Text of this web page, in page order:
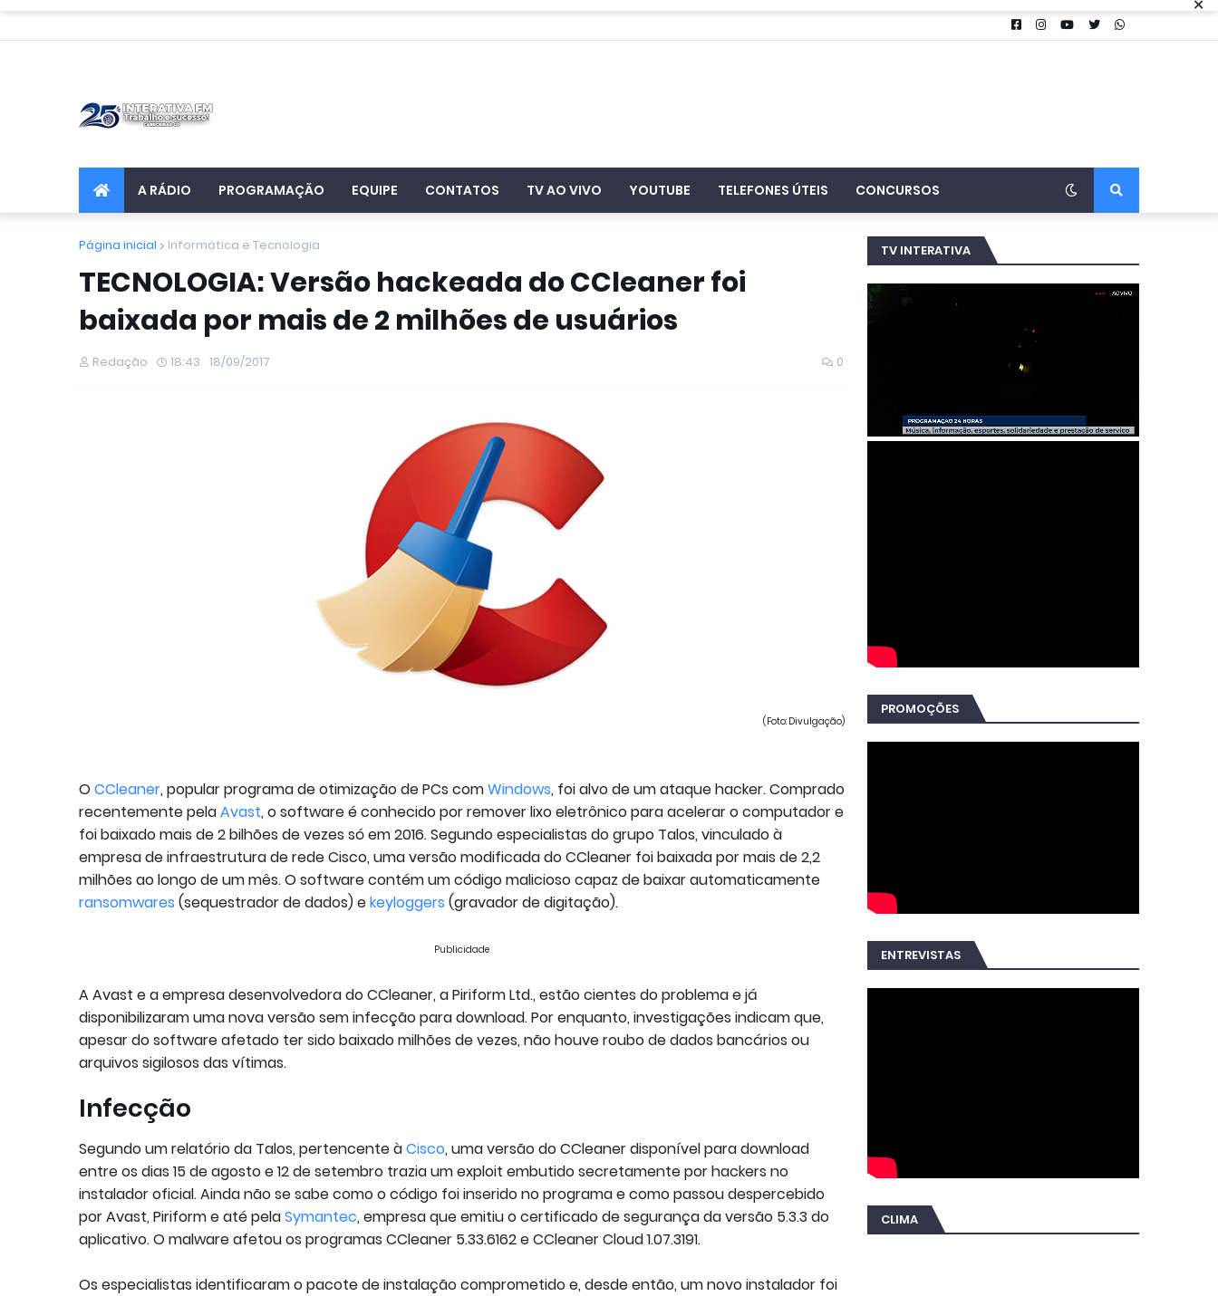
A RÁDIO PROGRAMAÇÃO EQUIPE CONTATOS TV AO VIVO YOUTUBE TELEFONES ÚTEIS CONCURSOS
Página inicial Informática e Tecnologia
TECNOLOGIA: Versão hackeada do CCleaner foi
baixada por mais de 2 milhões de usuários
Redação 18:43 18/09/2017 0
(Foto: Divulgação)
OCCleaner, popular programa de otimização de PCs comWindows, foi alvo de um ataque hacker. Comprado
recentemente pelaAvast, o software é conhecido por remover lixo eletrônico para acelerar o computador e
foi baixado mais de 2 bilhões de vezes só em 2016. Segundo especialistas do grupo Talos, vinculado à
empresa de infraestrutura de rede Cisco, uma versão modificada do CCleaner foi baixada por mais de 2,2
milhões ao longo de um mês. O software contém um código malicioso capaz de baixar automaticamente
ransomwares (sequestrador de dados) ekeyloggers (gravador de digitação).
Publicidade
A Avast e a empresa desenvolvedora do CCleaner, a Piriform Ltd., estão cientes do problema e já
disponibilizaram uma nova versão sem infecção para download. Por enquanto, investigações indicam que,
apesar do software afetado ter sido baixado milhões de vezes, não houve roubo de dados bancários ou
arquivos sigilosos das vítimas.
Infecção
Segundo um relatório da Talos, pertencente àCisco, uma versão do CCleaner disponível para download
entre os dias 15 de agosto e 12 de setembro trazia um exploit embutido secretamente por hackers no
instalador oficial. Ainda não se sabe como o código foi inserido no programa e como passou despercebido
por Avast, Piriform e até pelaSymantec, empresa que emitiu o certificado de segurança da versão 5.3.3 do
aplicativo. O malware afetou os programas CCleaner 5.33.6162 e CCleaner Cloud 1.07.3191.
Os especialistas identificaram o pacote de instalação comprometido e, desde então, um novo instalador foi
TV INTERATIVA
PROMOÇÕES
ENTREVISTAS
CLIMA